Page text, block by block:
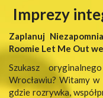
Imprezy
Zaplanuj
Roomie Let Me Out
Szukasz
Wrocławiu? Witamy
gdzie rozrywka,